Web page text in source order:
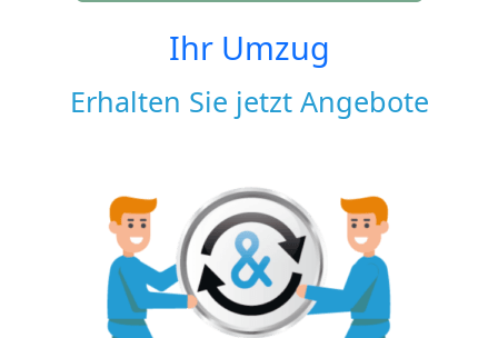
Ihr Umzug
Erhalten Sie jetzt Angebote